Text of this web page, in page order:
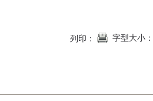
列印： 字型大小：